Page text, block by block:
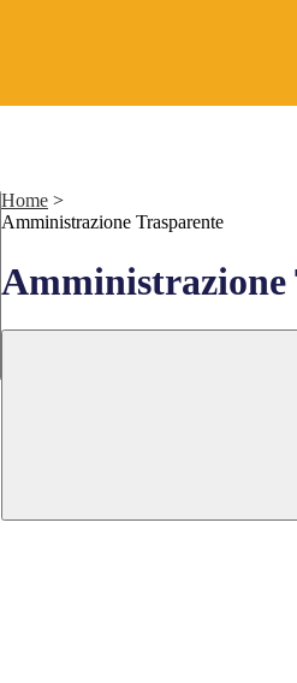
Home >
Amministrazione Trasparente
Amministrazione